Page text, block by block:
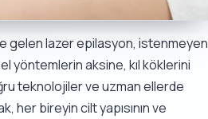
gelen lazer epilasyon, istenmeyen
yöntemlerin aksine, kıl köklerini
teknolojiler ve uzman ellerde
her bireyin cilt yapısının ve